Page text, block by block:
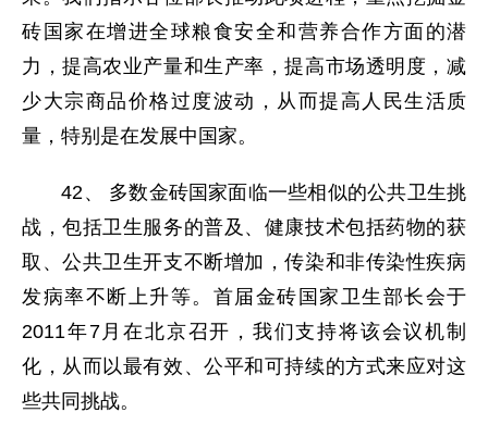
砖国家在增进全球粮食安全和营养合作方面的潜
力，提高农业产量和生产率，提高市场透明度，减
少大宗商品价格过度波动，从而提高人民生活质
量，特别是在发展中国家。
42、 多数金砖国家面临一些相似的公共卫生挑
战，包括卫生服务的普及、健康技术包括药物的获
取、公共卫生开支不断增加，传染和非传染性疾病
发病率不断上升等。首届金砖国家卫生部长会于
2011年7月在北京召开，我们支持将该会议机制
化，从而以最有效、公平和可持续的方式来应对这
些共同挑战。